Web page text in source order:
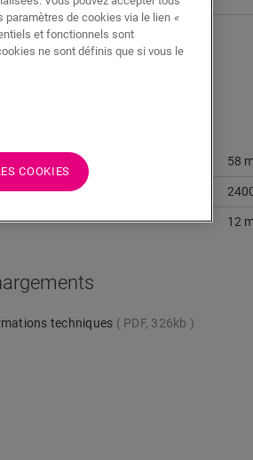
58
12
techniques PDF, 326kb
paramètres de cookies via le lien «
et fonctionnels sont
ne sont définis que si vous le
COOKIES